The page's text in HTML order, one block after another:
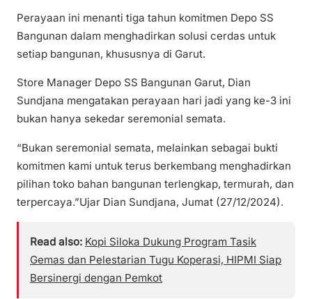
Perayaan ini menanti tiga tahun komitmen Depo SS
Bangunan dalam menghadirkan solusi cerdas untuk
setiap bangunan, khususnya di Garut.
Store Manager Depo SS Bangunan Garut, Dian
Sundjana mengatakan perayaan hari jadi yang ke-3 ini
bukan hanya sekedar seremonial semata.
“Bukan seremonial semata, melainkan sebagai bukti
komitmen kami untuk terus berkembang menghadirkan
pilihan toko bahan bangunan terlengkap, termurah, dan
terpercaya.”Ujar Dian Sundjana, Jumat (27/12/2024).
Read also: Kopi Siloka Dukung Program Tasik
Gemas dan Pelestarian Tugu Koperasi, HIPMI Siap
Bersinergi dengan Pemkot